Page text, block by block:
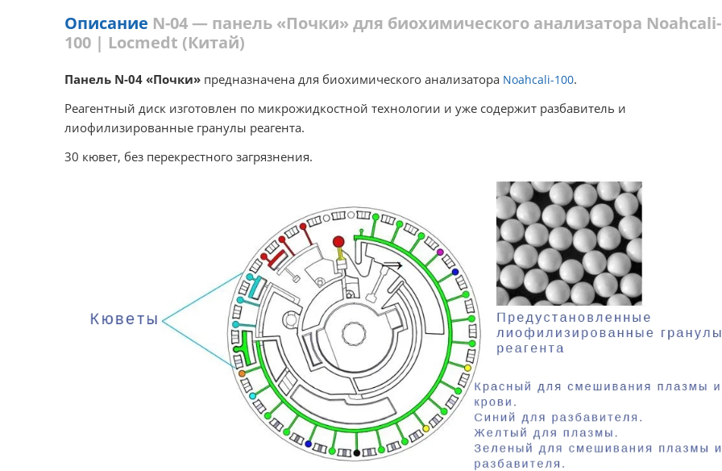
Описание N-04 — панель «Почки» для биохимического анализатора Noahcali-
100 | Locmedt (Китай)
Панель N-04 «Почки» предназначена для биохимического анализатора Noahcali-100.
Реагентный диск изготовлен по микрожидкостной технологии и уже содержит разбавитель и
лиофилизированные гранулы реагента.
30 кювет, без перекрестного загрязнения.